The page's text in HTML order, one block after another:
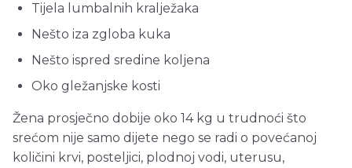
Tijela lumbalnih kralježaka
Nešto iza zgloba kuka
Nešto ispred sredine koljena
Oko gležanjske kosti
Žena prosječno dobije oko 14 kg u trudnoći što
srećom nije samo dijete nego se radi o povećanoj
količini krvi, posteljici, plodnoj vodi, uterusu,